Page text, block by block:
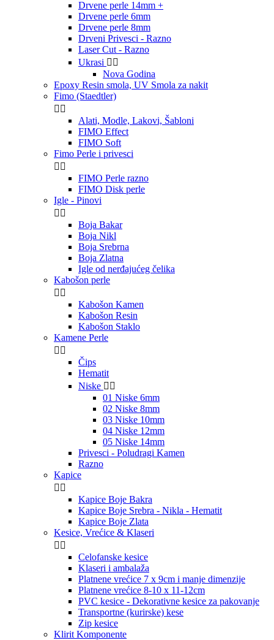
Drvene perle 14mm +
Drvene perle 6mm
Drvene perle 8mm
Drveni Privesci - Razno
Laser Cut - Razno
Ukrasi  
Nova Godina
Epoxy Resin smola, UV Smola za nakit
Fimo (Staedtler)
 
Alati, Modle, Lakovi, Šabloni
FIMO Effect
FIMO Soft
Fimo Perle i privesci
 
FIMO Perle razno
FIMO Disk perle
Igle - Pinovi
 
Boja Bakar
Boja Nikl
Boja Srebrna
Boja Zlatna
Igle od nerđajućeg čelika
Kabošon perle
 
Kabošon Kamen
Kabošon Resin
Kabošon Staklo
Kamene Perle
 
Čips
Hematit
Niske  
01 Niske 6mm
02 Niske 8mm
03 Niske 10mm
04 Niske 12mm
05 Niske 14mm
Privesci - Poludragi Kamen
Razno
Kapice
 
Kapice Boje Bakra
Kapice Boje Srebra - Nikla - Hematit
Kapice Boje Zlata
Kesice, Vrećice & Klaseri
 
Celofanske kesice
Klaseri i ambalaža
Platnene vrećice 7 x 9cm i manje dimenzije
Platnene vrećice 8-10 x 11-12cm
PVC kesice - Dekorativne kesice za pakovanje
Transportne (kurirske) kese
Zip kesice
Klirit Komponente